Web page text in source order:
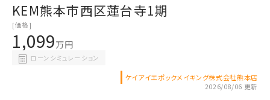
KEM熊本市西区蓮台寺1期
[価格]
1,099万円
ローンシミュレーション
ケイアイエポックメイキング株式会社熊本店
2026/08/06 更新